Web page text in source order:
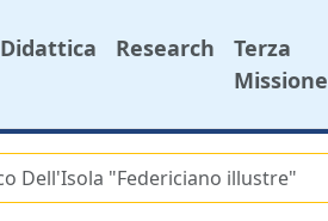
Didattica Research
Terza
Missione
Dell'Isola "Federiciano illustre"